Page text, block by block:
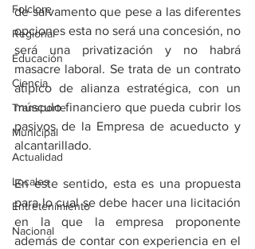
Folclore
Regional
Educación
Ciencia
Transporte
Municipal
Actualidad
Locales
Entretenimiento
Nacional
de salvamento que pese a las diferentes
opciones esta no será una concesión, no
será una privatización y no habrá
masacre laboral. Se trata de un contrato
atípico de alianza estratégica, con un
músculo financiero que pueda cubrir los
pasivos de la Empresa de acueducto y
alcantarillado.
En este sentido, esta es una propuesta
para lo cual se debe hacer una licitación
en la que la empresa proponente
además de contar con experiencia en el